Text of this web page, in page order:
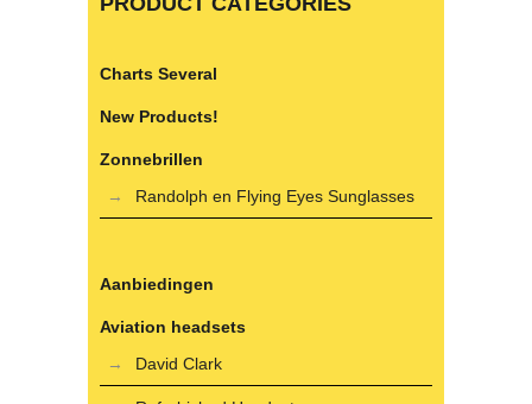
Charts Several
New Products!
Zonnebrillen
Randolph en Flying Eyes Sunglasses
Aanbiedingen
Aviation headsets
David Clark